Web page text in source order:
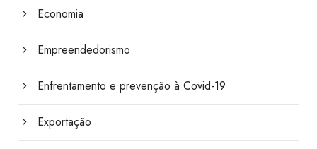
Economia
Empreendedorismo
Enfrentamento e prevenção à Covid-19
Exportação